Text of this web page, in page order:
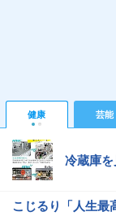
健康 芸能
冷蔵庫
こじるり「人生最